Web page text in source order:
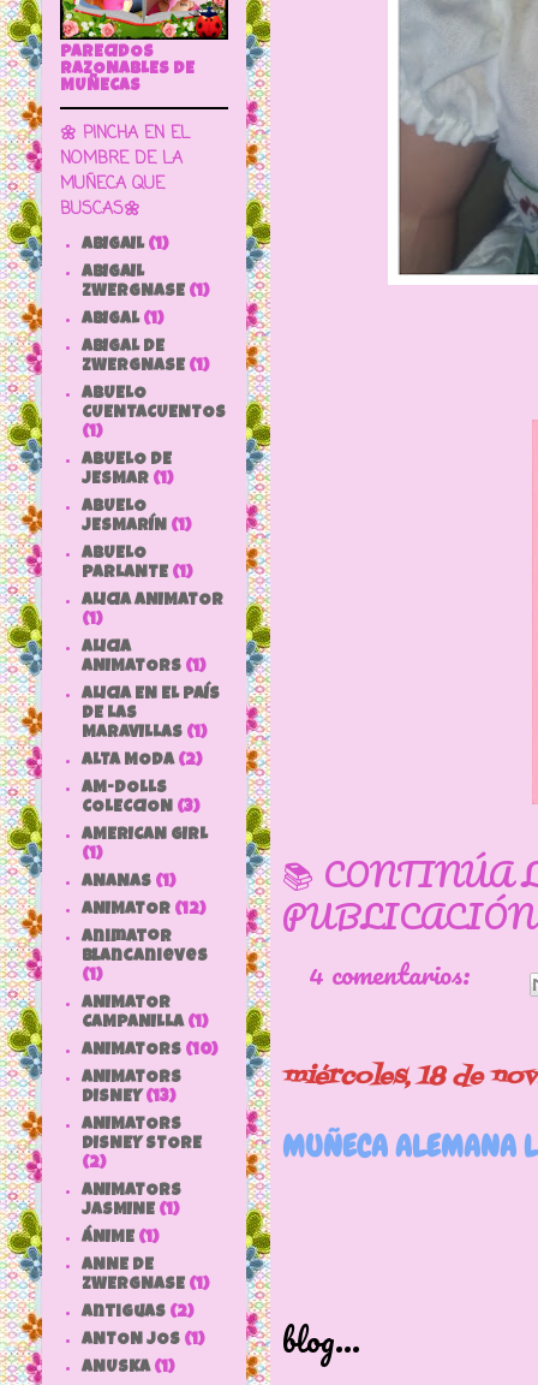
📚 CONTINÚA
4 comentarios:
miércoles, 18 de
MUÑECA ALEMANA
blog...
PARECIDOS
RAZONABLES DE
MUÑECAS
🌼 PINCHA EN EL
NOMBRE DE LA
MUÑECA QUE
BUSCAS🌼
ABIGAIL (1)
ABIGAIL
ZWERGNASE (1)
ABIGAL (1)
ABIGAL DE
ZWERGNASE (1)
ABUELO
CUENTACUENTOS
(1)
ABUELO DE
JESMAR (1)
ABUELO
JESMARÍN (1)
ABUELO
PARLANTE (1)
ALICIA ANIMATOR
(1)
ALICIA
ANIMATORS (1)
ALICIA EN EL PAÍS
DE LAS
MARAVILLAS (1)
ALTA MODA (2)
AM-DOLLS
COLECCION (3)
AMERICAN GIRL
(1)
ANANAS (1)
ANIMATOR (12)
animator
blancanieves
(1)
ANIMATOR
CAMPANILLA (1)
ANIMATORS (10)
ANIMATORS
DISNEY (13)
ANIMATORS
DISNEY STORE
(2)
ANIMATORS
JASMINE (1)
ÁNIME (1)
ANNE DE
ZWERGNASE (1)
antiguas (2)
ANTON JOS (1)
ANUSKA (1)